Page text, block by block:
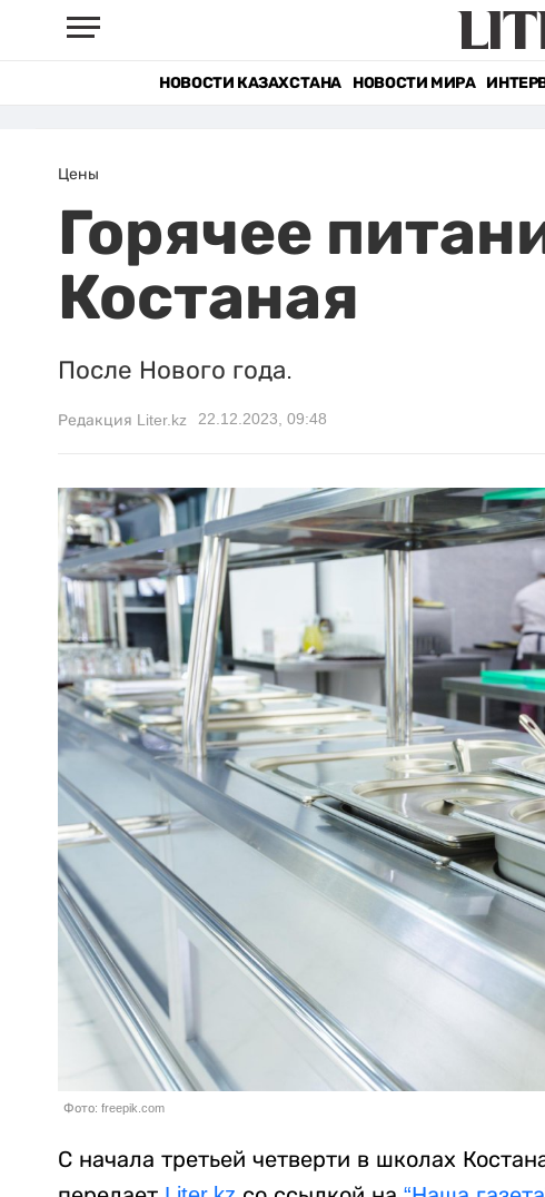
НОВОСТИ КАЗАХСТАНА НОВОСТИ МИРА
Цены
Горячее
Костаная
После Нового года.
Редакция Liter.kz 22.12.2023, 09:48
Фото: freepik.com
С начала третьей четверти в школах